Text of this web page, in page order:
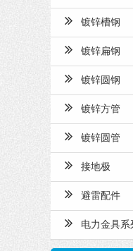
镀锌槽钢
镀锌扁钢
镀锌圆钢
镀锌方管
镀锌圆管
接地极
避雷配件
电力金具系